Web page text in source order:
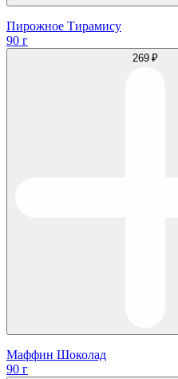
Пирожное Тирамису
90 г
269 ₽
Маффин Шоколад
90 г